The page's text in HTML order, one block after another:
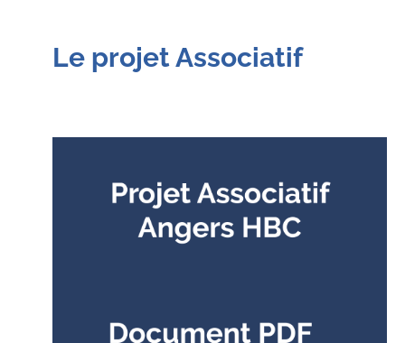
Le projet Associatif